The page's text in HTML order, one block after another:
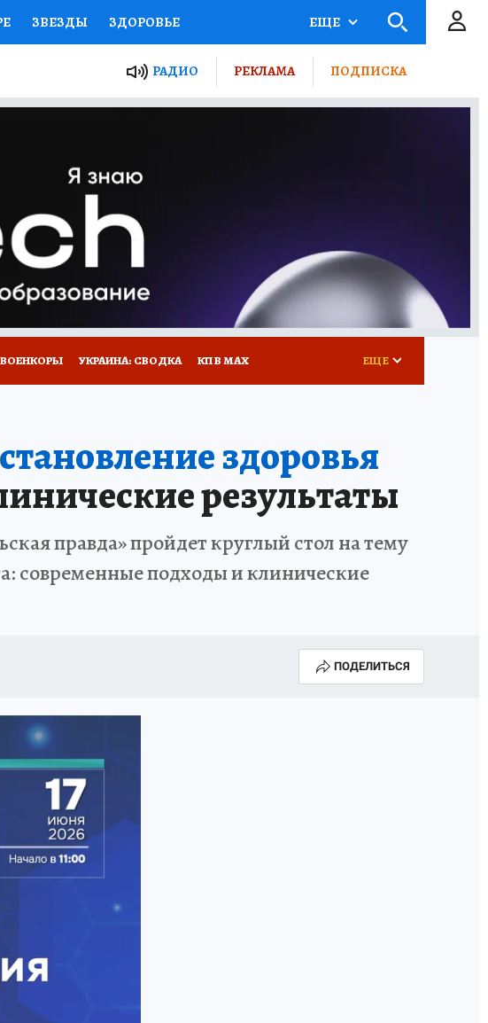
ЗВЕЗДЫ ЗДОРОВЬЕ
ПРОЕКТЫ РОССИИ
СЕКРЕТЫ ПУТЕВОДИТЕЛЬ
ГИД ПОТРЕБИТЕЛЯ
ЕЩЕ
РАДИО РЕКЛАМА ПОДПИСКА
ВОЕНКОРЫ УКРАИНА: СВОДКА КП В МАХ ЕЩЕ
здоровья
результаты
правда» пройдет круглый стол на тему
современные подходы и клинические
ПОДЕЛИТЬСЯ